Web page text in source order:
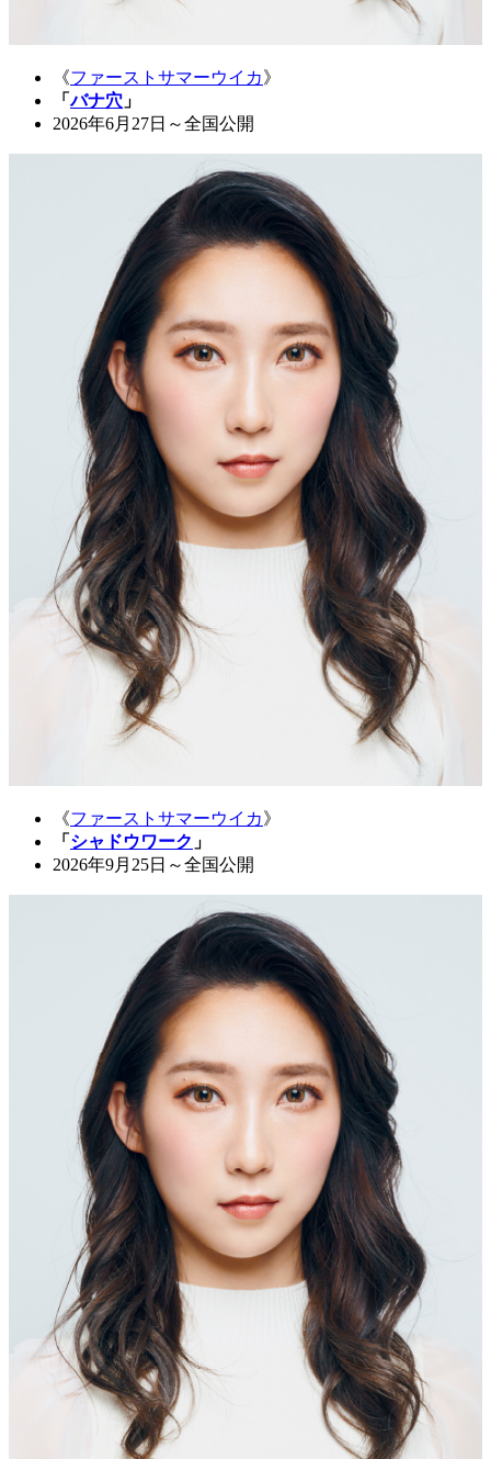
《ファーストサマーウイカ》
「バナ穴 」
2026年6月27日～全国公開
《ファーストサマーウイカ》
「 シャドウワーク 」
2026年9月25日～全国公開